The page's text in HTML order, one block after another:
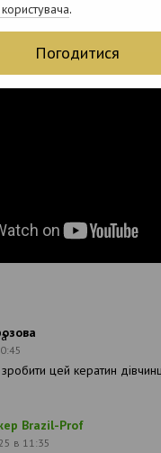
.
Погодитися
цей кератин
Brazil-Prof
в 11:35